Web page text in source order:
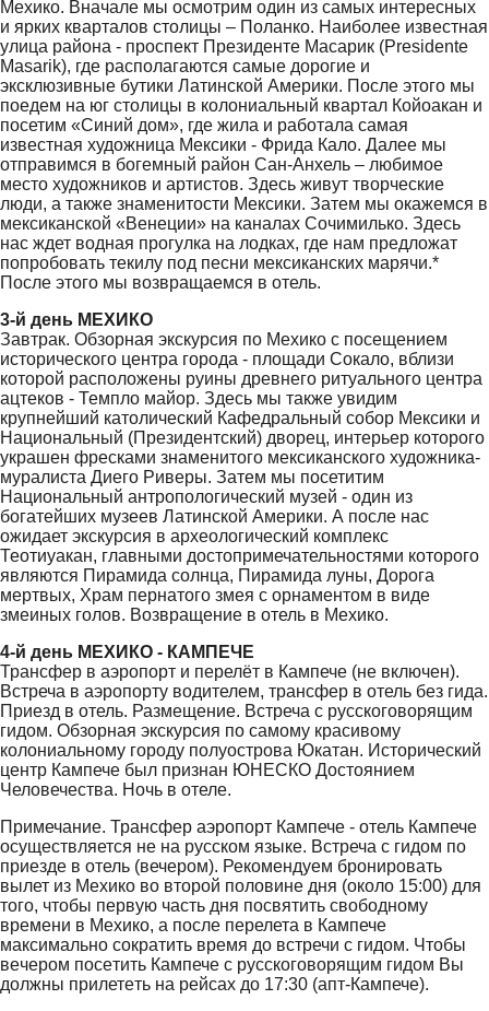
Мехико. Вначале мы осмотрим один из самых интересных
и ярких кварталов столицы – Поланко. Наиболее известная
улица района - проспект Президенте Масарик (Presidente
Masarik), где располагаются самые дорогие и
эксклюзивные бутики Латинской Америки. После этого мы
поедем на юг столицы в колониальный квартал Койоакан и
посетим «Синий дом», где жила и работала самая
известная художница Мексики - Фрида Кало. Далее мы
отправимся в богемный район Сан-Анхель – любимое
место художников и артистов. Здесь живут творческие
люди, а также знаменитости Мексики. Затем мы окажемся в
мексиканской «Венеции» на каналах Сочимилько. Здесь
нас ждет водная прогулка на лодках, где нам предложат
попробовать текилу под песни мексиканских марячи.*
После этого мы возвращаемся в отель.
3-й день МЕХИКО
Завтрак. Обзорная экскурсия по Мехико с посещением
исторического центра города - площади Сокало, вблизи
которой расположены руины древнего ритуального центра
ацтеков - Темпло майор. Здесь мы также увидим
крупнейший католический Кафедральный собор Мексики и
Национальный (Президентский) дворец, интерьер которого
украшен фресками знаменитого мексиканского художника-
муралиста Диего Риверы. Затем мы посетитим
Национальный антропологический музей - один из
богатейших музеев Латинской Америки. А после нас
ожидает экскурсия в археологический комплекс
Теотиуакан, главными достопримечательностями которого
являются Пирамида солнца, Пирамида луны, Дорога
мертвых, Храм пернатого змея с орнаментом в виде
змеиных голов. Возвращение в отель в Мехико.
4-й день МЕХИКО - КАМПЕЧЕ
Трансфер в аэропорт и перелёт в Кампече (не включен).
Встреча в аэропорту водителем, трансфер в отель без гида.
Приезд в отель. Размещение. Встреча с русскоговорящим
гидом. Обзорная экскурсия по самому красивому
колониальному городу полуострова Юкатан. Исторический
центр Кампече был признан ЮНЕСКО Достоянием
Человечества. Ночь в отеле.
Примечание. Трансфер аэропорт Кампече - отель Кампече
осуществляется не на русском языке. Встреча с гидом по
приезде в отель (вечером). Рекомендуем бронировать
вылет из Мехико во второй половине дня (около 15:00) для
того, чтобы первую часть дня посвятить свободному
времени в Мехико, а после перелета в Кампече
максимально сократить время до встречи с гидом. Чтобы
вeчepoм поceтить Кампече с русскоговорящим гидом Вы
должны прилетeть нa рейсaх до 17:30 (aпт-Кампече).